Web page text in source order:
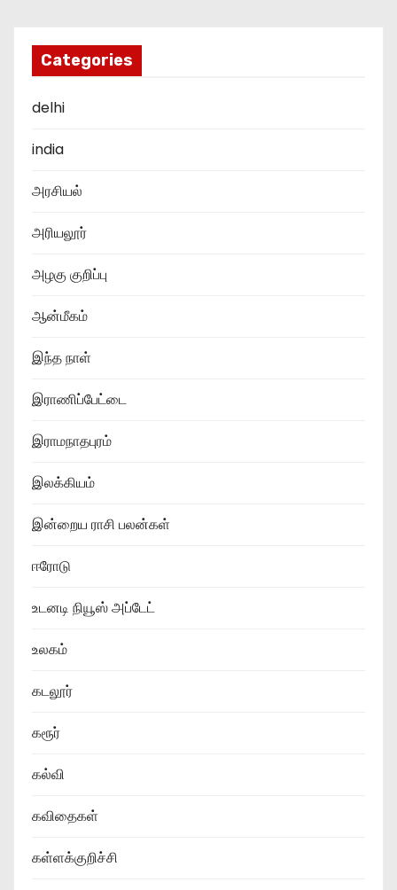
Categories
delhi
india
அரசியல்
அரியலூர்
அழகு குறிப்பு
ஆன்மீகம்
இந்த நாள்
இராணிப்பேட்டை
இராமநாதபுரம்
இலக்கியம்
இன்றைய ராசி பலன்கள்
ஈரோடு
உடனடி நியூஸ் அப்டேட்
உலகம்
கடலூர்
கரூர்
கல்வி
கவிதைகள்
கள்ளக்குறிச்சி